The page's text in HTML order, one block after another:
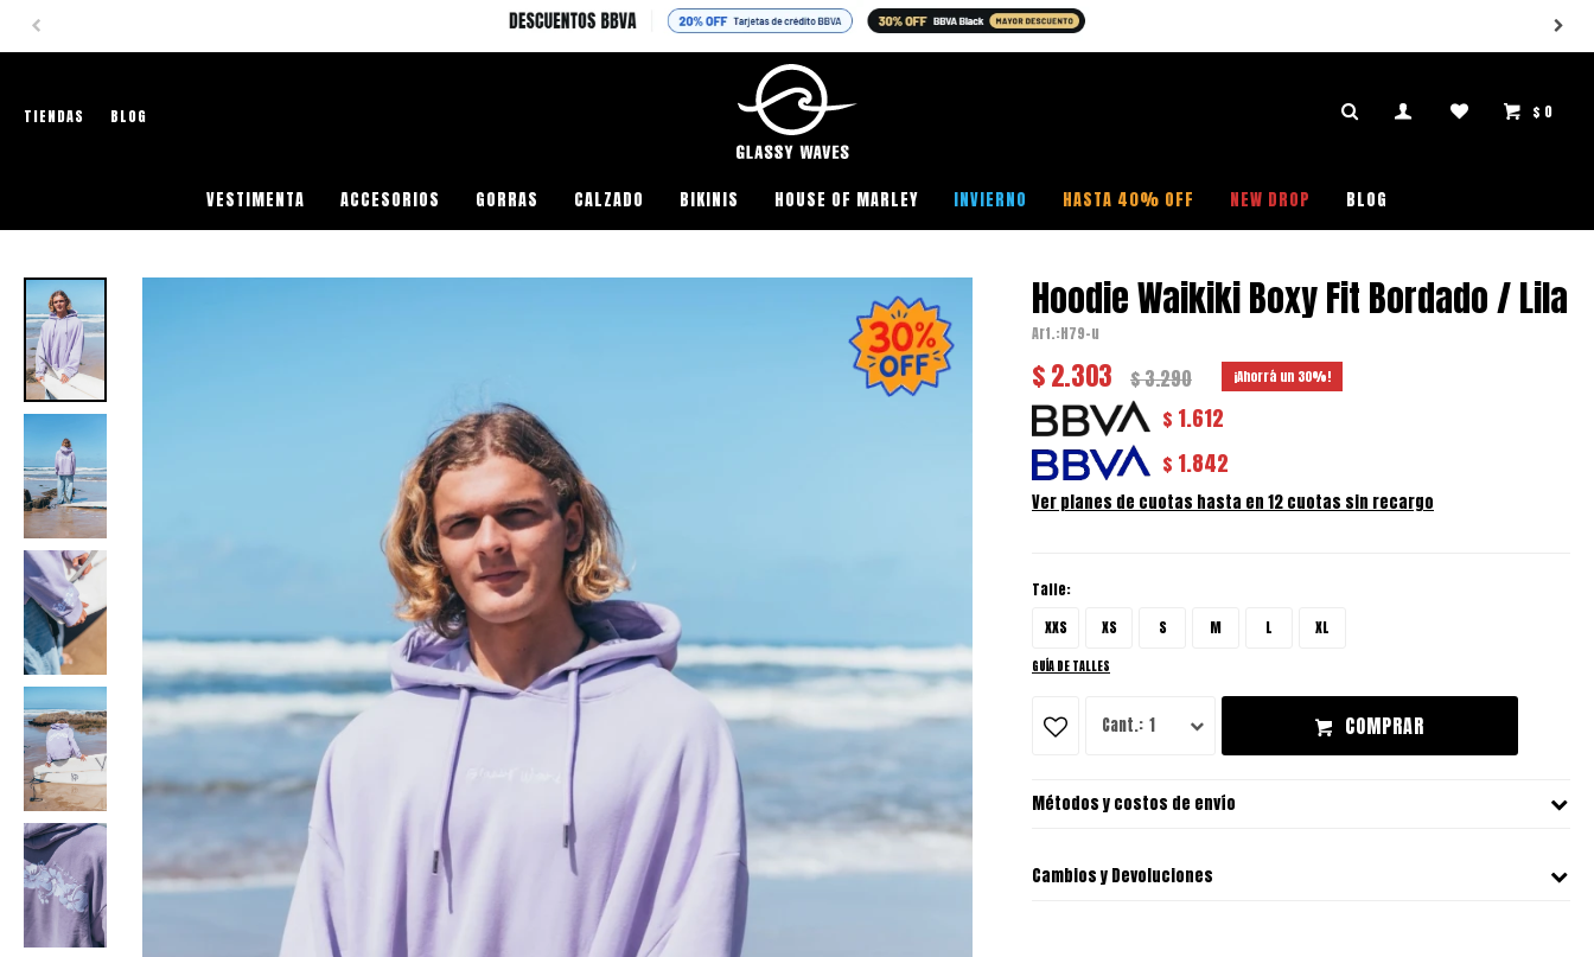
VESTIMENTA ACCESORIOS GORRAS CALZADO BIKINIS HOUSE OF MARLEY INVIERNO HASTA 40% OFF NEW DROP BLOG
 $ 0
TIENDAS BLOG
Hoodie Waikiki Boxy Fit Bordado / Lila
H79-u
$2.303 $3.290 30
$ 1.612
$ 1.842
Ver planes de cuotas hasta en 12 cuotas sin recargo
Talle:
XXS
XS S M L XL
GUÍA DE TALLES
1 COMPRAR
Métodos y costos de envío
Cambios y Devoluciones